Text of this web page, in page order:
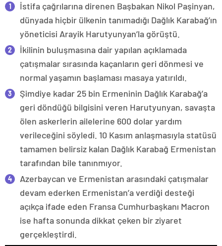
İstifa çağrılarına direnen Başbakan Nikol Paşinyan,
dünyada hiçbir ülkenin tanımadığı Dağlık Karabağ’ın
yöneticisi Arayik Harutyunyan’la görüştü.
İkilinin buluşmasına dair yapılan açıklamada
çatışmalar sırasında kaçanların geri dönmesi ve
normal yaşamın başlaması masaya yatırıldı.
Şimdiye kadar 25 bin Ermeninin Dağlık Karabağ’a
geri döndüğü bilgisini veren Harutyunyan, savaşta
ölen askerlerin ailelerine 600 dolar yardım
verileceğini söyledi. 10 Kasım anlaşmasıyla statüsü
tamamen belirsiz kalan Dağlık Karabağ Ermenistan
tarafından bile tanınmıyor.
Azerbaycan ve Ermenistan arasındaki çatışmalar
devam ederken Ermenistan’a verdiği desteği
açıkça ifade eden Fransa Cumhurbaşkanı Macron
ise hafta sonunda dikkat çeken bir ziyaret
gerçekleştirdi.